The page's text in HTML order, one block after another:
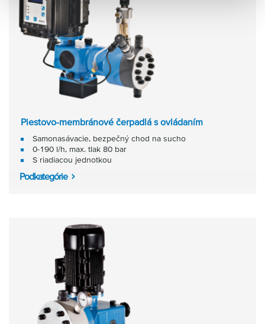
Piestovo-membránové čerpadlá s ovládaním
Samonasávacie, bezpečný chod na sucho
0-190 l/h, max. tlak 80 bar
S riadiacou jednotkou
Podkategórie